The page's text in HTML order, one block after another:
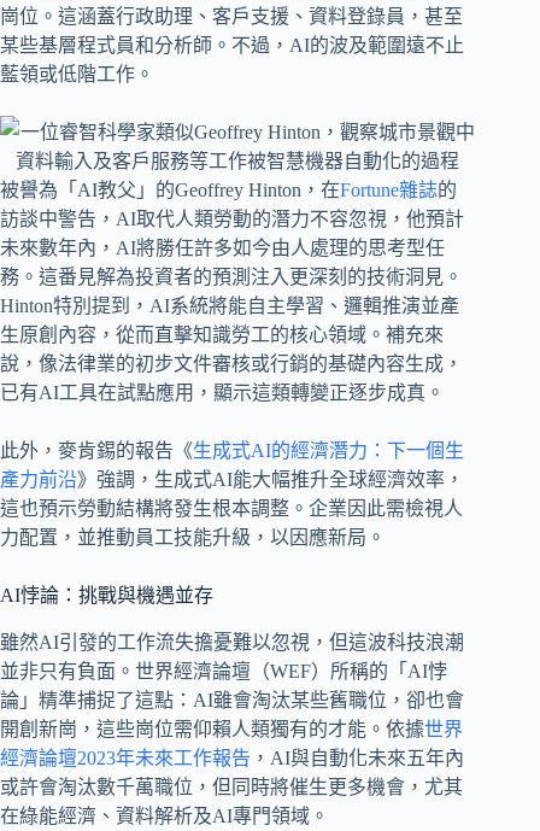
崗位。這涵蓋行政助理、客戶支援、資料登錄員，甚至
某些基層程式員和分析師。不過，AI的波及範圍遠不止
藍領或低階工作。
被譽為「AI教父」的Geoffrey Hinton，在Fortune雜誌的
訪談中警告，AI取代人類勞動的潛力不容忽視，他預計
未來數年內，AI將勝任許多如今由人處理的思考型任
務。這番見解為投資者的預測注入更深刻的技術洞見。
Hinton特別提到，AI系統將能自主學習、邏輯推演並產
生原創內容，從而直擊知識勞工的核心領域。補充來
說，像法律業的初步文件審核或行銷的基礎內容生成，
已有AI工具在試點應用，顯示這類轉變正逐步成真。
此外，麥肯錫的報告《生成式AI的經濟潛力：下一個生
產力前沿》強調，生成式AI能大幅推升全球經濟效率，
這也預示勞動結構將發生根本調整。企業因此需檢視人
力配置，並推動員工技能升級，以因應新局。
AI悖論：挑戰與機遇並存
雖然AI引發的工作流失擔憂難以忽視，但這波科技浪潮
並非只有負面。世界經濟論壇（WEF）所稱的「AI悖
論」精準捕捉了這點：AI雖會淘汰某些舊職位，卻也會
開創新崗，這些崗位需仰賴人類獨有的才能。依據世界
經濟論壇2023年未來工作報告 ，AI與自動化未來五年內
或許會淘汰數千萬職位，但同時將催生更多機會，尤其
在綠能經濟、資料解析及AI專門領域。